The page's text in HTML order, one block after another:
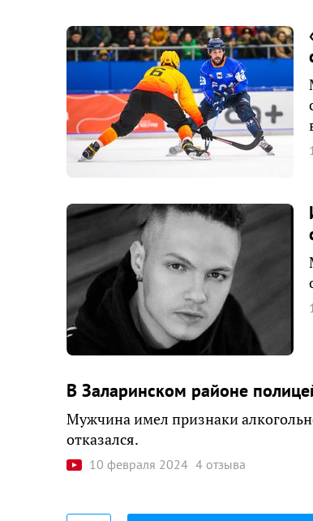
В Заларинском районе
Мужчина имел признаки
отказался.
10 февраля 2024 4 отзыва